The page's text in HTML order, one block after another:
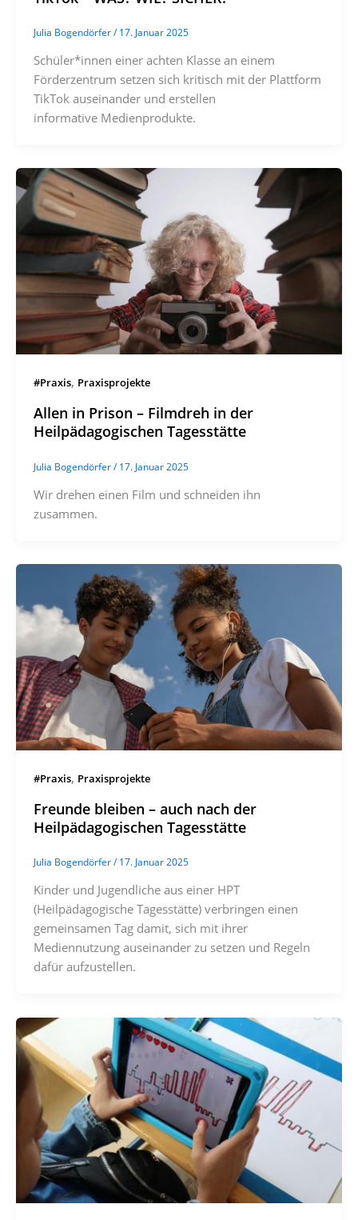
Julia Bogendörfer/17. Januar 2025
Schüler*innen einer achten Klasse an einem
Förderzentrum setzen sich kritisch mit der Plattform
TikTok auseinander und erstellen
informative Medienprodukte.
#Praxis, Praxisprojekte
Allen in Prison – Filmdreh in der
Heilpädagogischen Tagesstätte
Julia Bogendörfer/17. Januar 2025
Wir drehen einen Film und schneiden ihn
zusammen.
#Praxis, Praxisprojekte
Freunde bleiben – auch nach der
Heilpädagogischen Tagesstätte
Julia Bogendörfer/17. Januar 2025
Kinder und Jugendliche aus einer HPT
(Heilpädagogische Tagesstätte) verbringen einen
gemeinsamen Tag damit, sich mit ihrer
Mediennutzung auseinander zu setzen und Regeln
dafür aufzustellen.